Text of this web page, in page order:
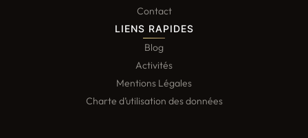
Contact
LIENS RAPIDES
Blog
Activités
Mentions Légales
Charte d’utilisation des données